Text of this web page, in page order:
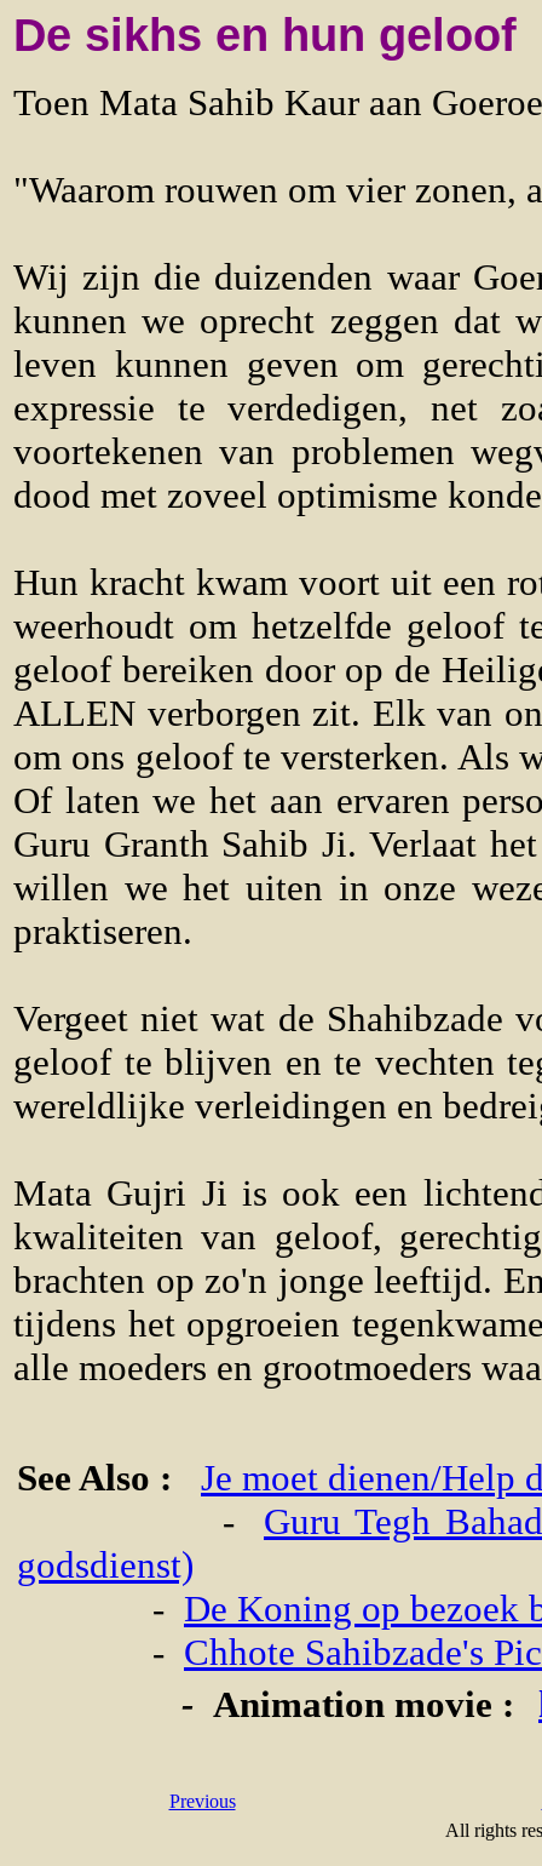
De sikhs en hun geloof
Toen Mata Sahib Kaur aan
"Waarom rouwen om vier zonen,
Wij zijn die duizenden waar
kunnen we oprecht zeggen dat
leven kunnen geven om
expressie te verdedigen, net
voortekenen van problemen
dood met zoveel optimisme
Hun kracht kwam voort uit een
weerhoudt om hetzelfde geloof
geloof bereiken door op de
ALLEN verborgen zit. Elk van
om ons geloof te versterken. Als
Of laten we het aan ervaren
Guru Granth Sahib Ji. Verlaat
willen we het uiten in onze
praktiseren.
Vergeet niet wat de Shahibzade
geloof te blijven en te vechten
wereldlijke verleidingen en
Mata Gujri Ji is ook een
kwaliteiten van geloof,
brachten op zo'n jonge leeftijd.
tijdens het opgroeien
alle moeders en grootmoeders
See Also :
Je moet dienen/Help
- Guru Tegh
godsdienst)
- De Koning op bezoek
- Chhote Sahibzade's
- Animation movie :
Previous
All rights